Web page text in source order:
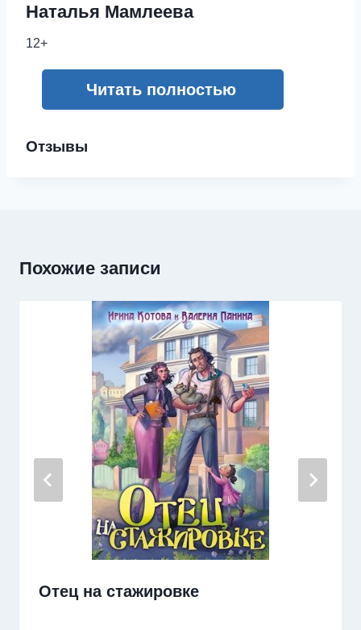
Наталья Мамлеева
12+
Читать полностью
Отзывы
Похожие записи
Отец на стажировке